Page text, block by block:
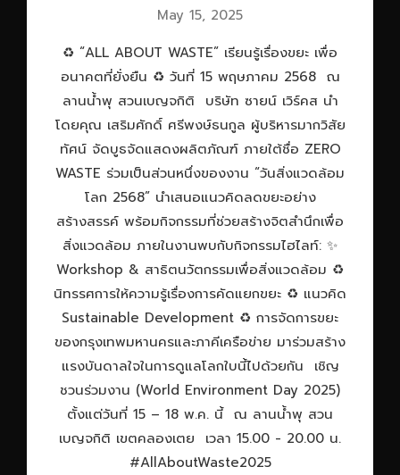
May 15, 2025
♻️ “ALL ABOUT WASTE” เรียนรู้เรื่องขยะ เพื่อ
อนาคตที่ยั่งยืน ♻️ วันที่ 15 พฤษภาคม 2568 ณ
ลานน้ำพุ สวนเบญจกิติ บริษัท ซายน์ เวิร์คส นำ
โดยคุณ เสริมศักดิ์ ศรีพงษ์ธนกูล ผู้บริหารมากวิสัย
ทัศน์ จัดบูธจัดแสดงผลิตภัณฑ์ ภายใต้ชื่อ ZERO
WASTE ร่วมเป็นส่วนหนึ่งของงาน “วันสิ่งแวดล้อม
โลก 2568” นำเสนอแนวคิดลดขยะอย่าง
สร้างสรรค์ พร้อมกิจกรรมที่ช่วยสร้างจิตสำนึกเพื่อ
สิ่งแวดล้อม ภายในงานพบกับกิจกรรมไฮไลท์: ✨
Workshop & สาธิตนวัตกรรมเพื่อสิ่งแวดล้อม ♻️
นิทรรศการให้ความรู้เรื่องการคัดแยกขยะ ♻️ แนวคิด
Sustainable Development ♻️ การจัดการขยะ
ของกรุงเทพมหานครและภาคีเครือข่าย มาร่วมสร้าง
แรงบันดาลใจในการดูแลโลกใบนี้ไปด้วยกัน เชิญ
ชวนร่วมงาน (World Environment Day 2025)
ตั้งแต่วันที่ 15 – 18 พ.ค. นี้ ณ ลานน้ำพุ สวน
เบญจกิติ เขตคลองเตย เวลา 15.00 - 20.00 น.
#AllAboutWaste2025